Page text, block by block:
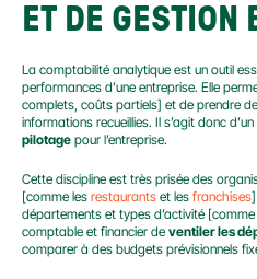
ET DE GESTION
La comptabilité analytique est un outil
performances d’une entreprise. Elle
complets, coûts partiels] et de prendre
informations recueillies. Il s’agit donc d’un
pilotage pour l’entreprise.
Cette discipline est très prisée des
[comme les restaurants et les franchises
départements et types d’activité [comme
comptable et financier de ventiler les
comparer à des budgets prévisionnels